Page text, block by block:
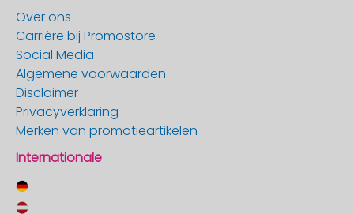
Over ons
Carrière bij Promostore
Social Media
Algemene voorwaarden
Disclaimer
Privacyverklaring
Merken van promotieartikelen
Internationale